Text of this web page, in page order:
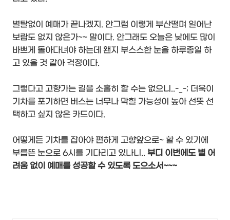
별탈없이 예매가 끝나겠지. 안그럼 이렇게 부산떨며 일어난
보람도 없지 않은가~~ 말이다. 안그래도 오늘은 낮에도 많이
바쁘게 돌아다녀야 하는데 왠지 부스스한 눈을 하루종일 하
고 있을 것 같아 걱정이다.
그렇다고 고향가는 길을 소홀히 할 수는 없으니..-_-; 더욱이
기차를 포기하면 버스는 너무나 막힐 가능성이 높아 선뜻 선
택하고 싶지 않은 카드이다.
어떻게든 기차를 잡아야 편하게 고향앞으로~ 할 수 있기에
부릅뜬 눈으로 6시를 기다리고 있나니.. 부디 이번에도 별 어
려움 없이 예매를 성공할 수 있도록 도으소서~~~